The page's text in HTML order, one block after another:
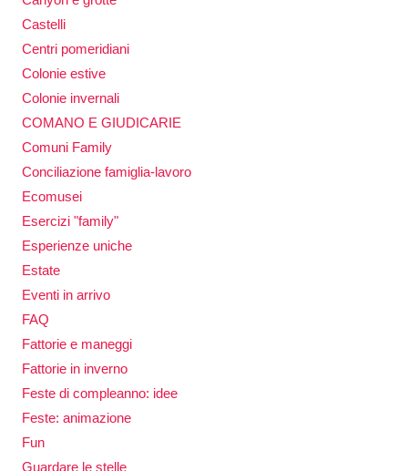
Castelli
Centri pomeridiani
Colonie estive
Colonie invernali
COMANO E GIUDICARIE
Comuni Family
Conciliazione famiglia-lavoro
Ecomusei
Esercizi "family"
Esperienze uniche
Estate
Eventi in arrivo
FAQ
Fattorie e maneggi
Fattorie in inverno
Feste di compleanno: idee
Feste: animazione
Fun
Guardare le stelle